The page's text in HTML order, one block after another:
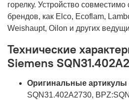
горелку. Устройство совместимо
брендов, как Elco, Ecoflam,
Weishaupt, Oilon и других
Технические
Siemens
Оригинальные артикулы
SQN31.402A2730,